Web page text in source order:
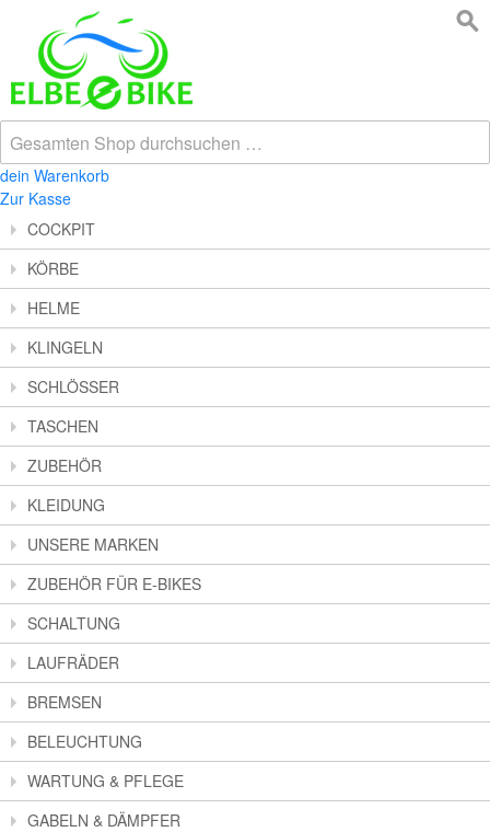
dein Warenkorb
Zur Kasse
COCKPIT
KÖRBE
HELME
KLINGELN
SCHLÖSSER
TASCHEN
ZUBEHÖR
KLEIDUNG
UNSERE MARKEN
ZUBEHÖR FÜR E-BIKES
SCHALTUNG
LAUFRÄDER
BREMSEN
BELEUCHTUNG
WARTUNG & PFLEGE
GABELN & DÄMPFER